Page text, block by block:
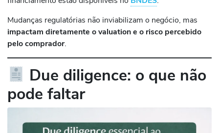
Mudanças regulatórias não inviabilizam o negócio, mas
impactam diretamente o valuation e o risco percebido
pelo comprador.
Due diligence: o que não
pode faltar